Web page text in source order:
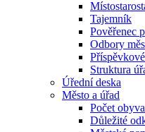
Tajemník
Pověřenec
Odbory
Struktura
Úřední deska
Město a úřad
Počet
Důležité